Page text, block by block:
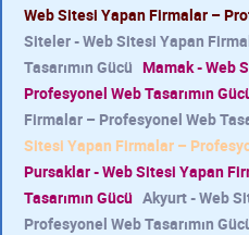
Web Sitesi Yapan Firmalar –
Siteler - Web Sitesi Yapan
Tasarımın Gücü Mamak - Web
Profesyonel Web Tasarımın
Firmalar – Profesyonel Web
Sitesi Yapan Firmalar –
Pursaklar - Web Sitesi Yapan
Tasarımın Gücü Akyurt - Web
Profesyonel Web Tasarımın